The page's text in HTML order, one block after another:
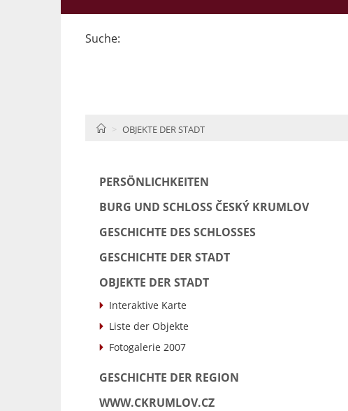
Suche:
HOMEOBJEKTE DER STADT
PERSÖNLICHKEITEN
BURG UND SCHLOSS ČESKÝ KRUMLOV
GESCHICHTE DES SCHLOSSES
GESCHICHTE DER STADT
OBJEKTE DER STADT
Interaktive Karte
Liste der Objekte
Fotogalerie 2007
GESCHICHTE DER REGION
WWW.CKRUMLOV.CZ